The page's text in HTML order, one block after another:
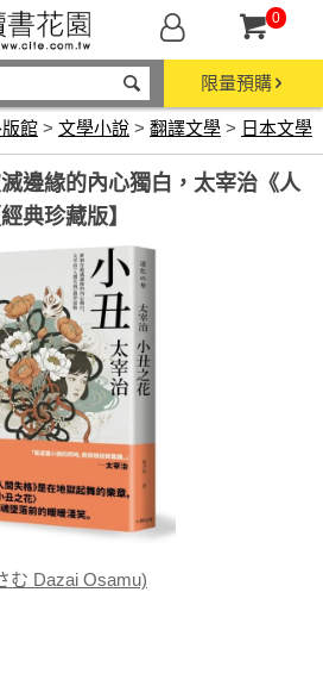
0
限量預購
館 > 文學小說 > 翻譯文學 > 日本文學
邊緣的內心獨白，太宰治《人
典珍藏版】
む Dazai Osamu)